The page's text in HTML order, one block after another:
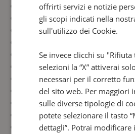
Carta dei cuscini
Cassaforte anche per laptop
Climatizzazione autonoma
Domotica
Frigobar
Insonorizzazione
Lavanderia
Portavaligie
Roomservice 24/7
Smart TV con SKY
offrirti servizi e notizie
gli scopi indicati nella
sull'utilizzo dei Cookie.
Se invece clicchi su
selezioni la “X” attiverai
necessari per il corretto
del sito web. Per maggiori
sulle diverse tipologie di
potete selezionare il tasto
dettagli”. Potrai modificare